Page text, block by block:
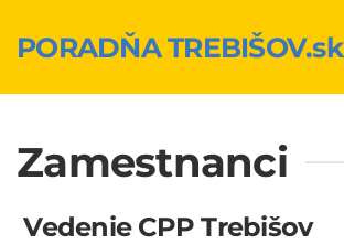
Skip to main content
PORADŇA TREBIŠOV.sk
Zamestnanci
Vedenie CPP Trebišov